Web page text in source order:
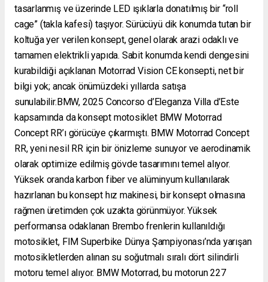
tasarlanmış ve üzerinde LED ışıklarla donatılmış bir “roll
cage” (takla kafesi) taşıyor. Sürücüyü dik konumda tutan bir
koltuğa yer verilen konsept, genel olarak arazi odaklı ve
tamamen elektrikli yapıda. Sabit konumda kendi dengesini
kurabildiği açıklanan Motorrad Vision CE konsepti, net bir
bilgi yok; ancak önümüzdeki yıllarda satışa
sunulabilir.BMW, 2025 Concorso d’Eleganza Villa d’Este
kapsamında da konsept motosiklet BMW Motorrad
Concept RR’ı görücüye çıkarmıştı. BMW Motorrad Concept
RR, yeni nesil RR için bir önizleme sunuyor ve aerodinamik
olarak optimize edilmiş gövde tasarımını temel alıyor.
Yüksek oranda karbon fiber ve alüminyum kullanılarak
hazırlanan bu konsept hız makinesi, bir konsept olmasına
rağmen üretimden çok uzakta görünmüyor. Yüksek
performansa odaklanan Brembo frenlerin kullanıldığı
motosiklet, FIM Superbike Dünya Şampiyonası’nda yarışan
motosikletlerden alınan su soğutmalı sıralı dört silindirli
motoru temel alıyor. BMW Motorrad, bu motorun 227